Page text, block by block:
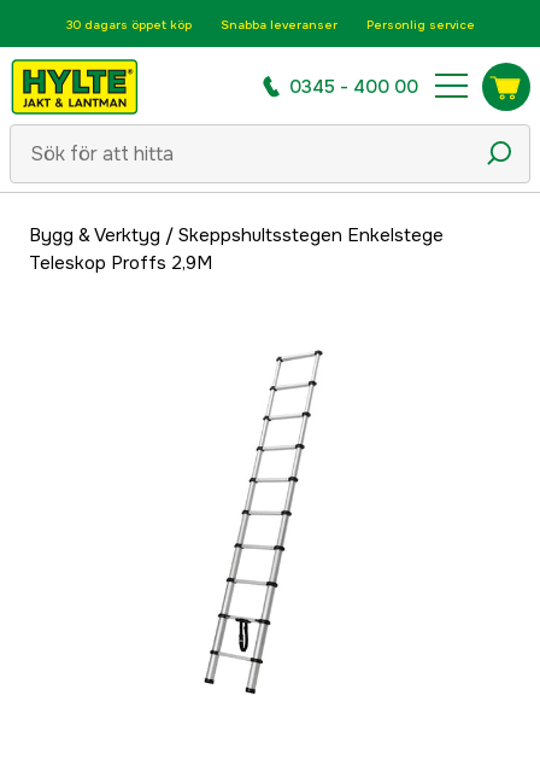
30 dagars öppet köp Snabba leveranser Personlig service
0345 - 400 00
Bygg & Verktyg / Skeppshultsstegen Enkelstege
Teleskop Proffs 2,9M